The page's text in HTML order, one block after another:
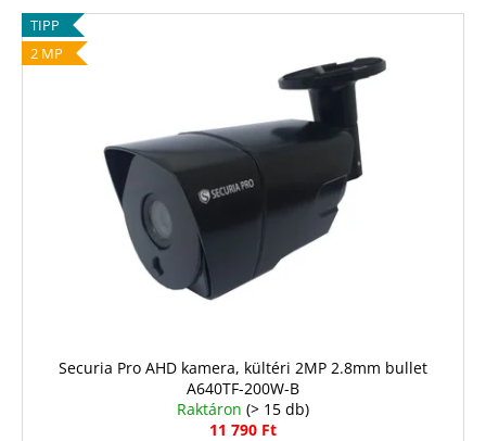
T
e
TIPP
2 MP
Securia Pro AHD kamera, kültéri 2MP 2.8mm bullet
A640TF-200W-B
Raktáron (> 15 db)
11 790 Ft